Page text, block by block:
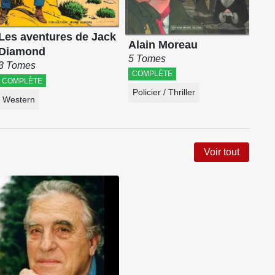
aventures de Jack
Tomes
COMPLÈTE
Western
Alain Moreau
5 Tomes
COMPLÈTE
Policier / Thriller
Voir tout